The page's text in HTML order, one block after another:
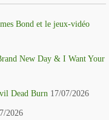
Bond et le jeux-vidéo
New Day & I Want Your
Dead Burn 17/07/2026
2026